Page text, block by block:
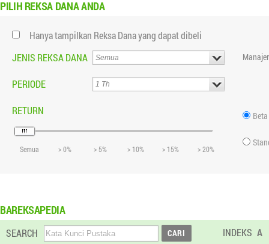
PILIH REKSA DANA ANDA
Hanya tampilkan Reksa Dana yang dapat dibeli
JENIS REKSA DANA
PERIODE
RETURN
Semua > 0% > 5% > 10% > 15% > 20%
Beta
BAREKSAPEDIA
SEARCH INDEKS A